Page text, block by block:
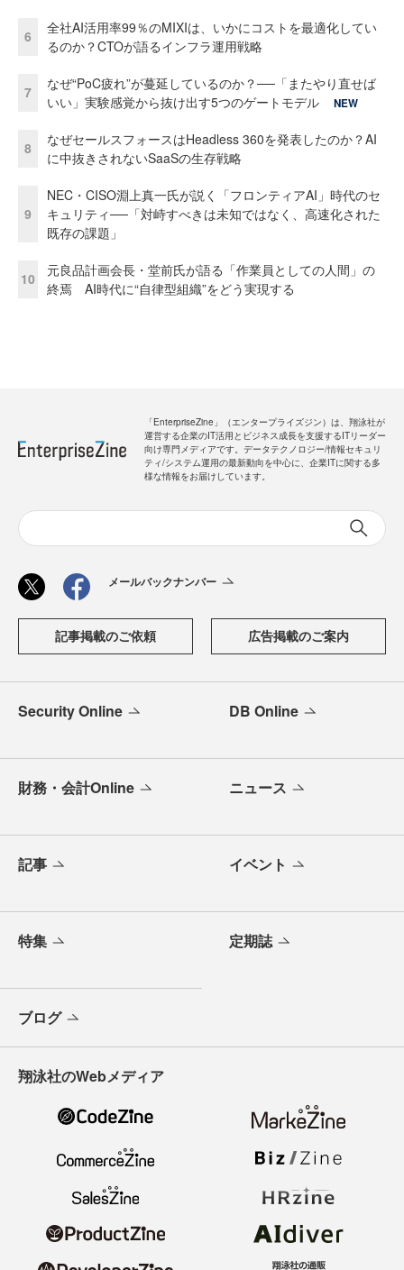
6
全社AI活用率99％のMIXIは、いかにコストを最適化してい
るのか？CTOが語るインフラ運用戦略
7
なぜ“PoC疲れ”が蔓延しているのか？──「またやり直せば
いい」実験感覚から抜け出す5つのゲートモデル
NEW
8
なぜセールスフォースはHeadless 360を発表したのか？AI
に中抜きされないSaaSの生存戦略
9
NEC・CISO淵上真一氏が説く「フロンティアAI」時代のセ
キュリティ──「対峙すべきは未知ではなく、高速化された
既存の課題」
10
元良品計画会長・堂前氏が語る「作業員としての人間」の
終焉 AI時代に“自律型組織”をどう実現する
「EnterpriseZine」（エンタープライズジン）は、翔泳社が
運営する企業のIT活用とビジネス成長を支援するITリーダー
向け専門メディアです。データテクノロジー/情報セキュリ
ティ/システム運用の最新動向を中心に、企業ITに関する多
様な情報をお届けしています。
メールバックナンバー
記事掲載のご依頼 広告掲載のご案内
Security Online DB Online
財務・会計Online ニュース
記事 イベント
特集 定期誌
ブログ
翔泳社のWebメディア